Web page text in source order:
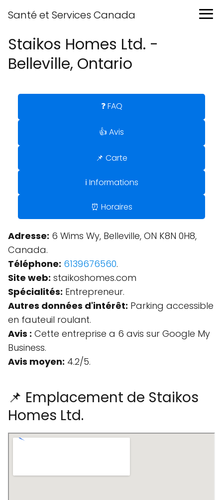
Santé et Services Canada
Staikos Homes Ltd. -
Belleville, Ontario
❓ FAQ
👍 Avis
📌 Carte
ℹ️ Informations
⏰ Horaires
Adresse: 6 Wims Wy, Belleville, ON K8N 0H8,
Canada.
Téléphone: 6139676560.
Site web: staikoshomes.com
Spécialités: Entrepreneur.
Autres données d'intérêt: Parking accessible
en fauteuil roulant.
Avis : Cette entreprise a 6 avis sur Google My
Business.
Avis moyen: 4.2/5.
📌 Emplacement de Staikos
Homes Ltd.